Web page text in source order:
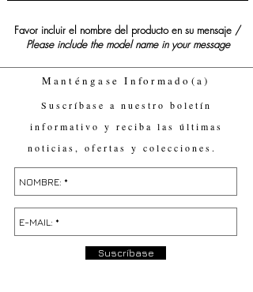
Favor incluir el nombre del producto en su mensaje /
Please include the model name in your message
Manténgase Informado(a)
Suscríbase a nuestro boletín
informativo y reciba las últimas
noticias, ofertas y colecciones.
Suscríbase